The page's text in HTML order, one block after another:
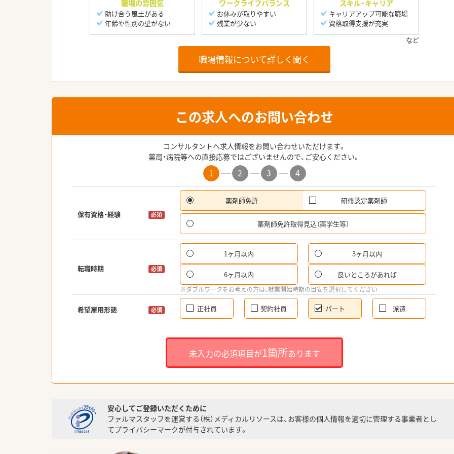
職場の雰囲気
助け合う風土がある
年齢や性別の壁がない
ワークライフバランス
お休みが取りやすい
残業が少ない
スキル・キャリア
キャリアアップ可能な職場
資格取得支援が充実
職場情報について詳しく聞く
この求人へのお問い合わせ
コンサルタントへ求人情報をお問い合わせいただけます。
薬局・病院等への直接応募ではございませんので、ご安心ください。
1 2 3 4
保有資格・経験 必須
薬剤師免許 研修認定薬剤師
薬剤師免許取得見込（薬学生等）
転職時期 必須
1ヶ月以内 3ヶ月以内
6ヶ月以内 良いところがあれば
※ダブルワークをお考えの方は、就業開始時期の目安を選択してください
希望雇用形態 必須 正社員 契約社員 パート 派遣
未入力の必須項目が1箇所あります
安心してご登録いただくために
ファルマスタッフを運営する（株）メディカルリソースは、お客様の個人情報を適切に管理する事業者とし
てプライバシーマークが付与されています。